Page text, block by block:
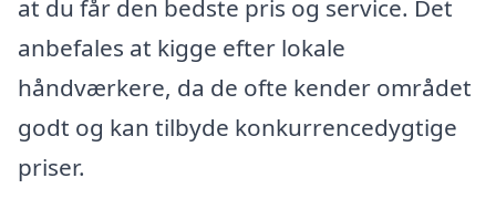
at du får den bedste pris og service. Det
anbefales at kigge efter lokale
håndværkere, da de ofte kender området
godt og kan tilbyde konkurrencedygtige
priser.